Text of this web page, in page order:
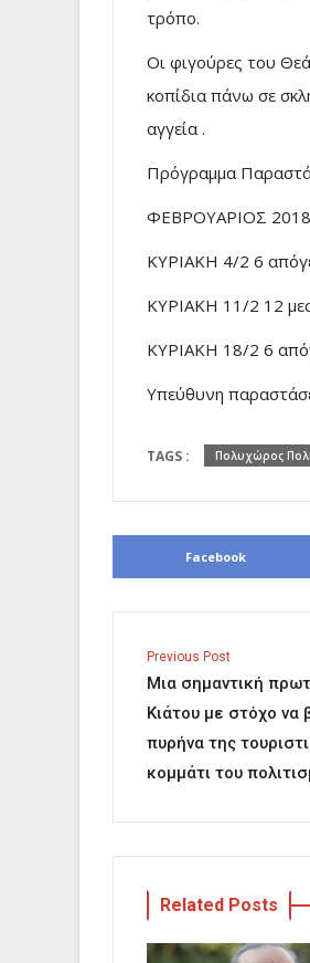
τρόπο.
Οι φιγούρες του
κοπίδια πάνω σε
αγγεία .
Πρόγραμμα
ΦΕΒΡΟΥΑΡΙΟΣ 2018
ΚΥΡΙΑΚΗ 4/2 6
ΚΥΡΙΑΚΗ 11/2 12
ΚΥΡΙΑΚΗ 18/2 6
Υπεύθυνη
TAGS : Πολυχώρος
Facebook
Previous Post
Μια σημαντική
Κιάτου με στόχο να
πυρήνα της
κομμάτι του
Related Posts